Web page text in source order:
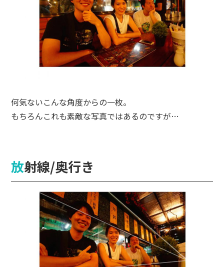
何気ないこんな角度からの一枚。
もちろんこれも素敵な写真ではあるのですが…
放射線/奥行き